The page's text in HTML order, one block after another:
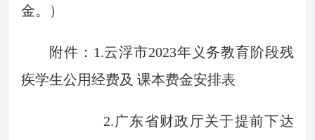
金。）
附件：1.云浮市2023年义务教育阶段残
疾学生公用经费及 课本费金安排表
2.广东省财政厅关于提前下达